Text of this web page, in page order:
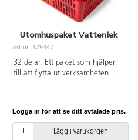
Utomhuspaket Vattenlek
Art.nr: 129347
32 delar. Ett paket som hjälper
till att flytta ut verksamheten.
Fontänskålar 3 st, 13620 Färgade
bägare 6 st, 13621 Färgade
hinkar 6 st, 13125 Magiska
Logga in för att se ditt avtalade pris.
Lägg i varukorgen